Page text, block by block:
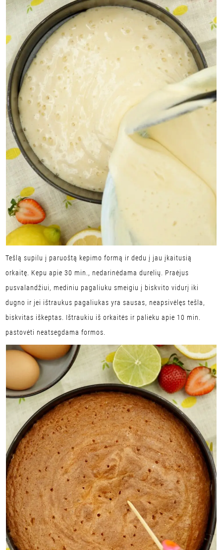
Tešlą supilu į paruoštą kepimo formą ir dedu į jau įkaitusią
orkaitę. Kepu apie 30 min., nedarinėdama durelių. Praėjus
pusvalandžiui, mediniu pagaliuku smeigiu į biskvito vidurį iki
dugno ir jei ištraukus pagaliukas yra sausas, neapsivėlęs tešla,
biskvitas iškeptas. Ištraukiu iš orkaitės ir palieku apie 10 min.
pastovėti neatsegdama formos.